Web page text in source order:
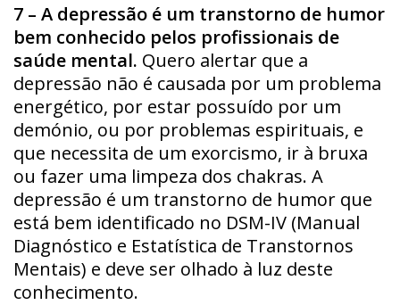
7 – A depressão é um transtorno de humor
bem conhecido pelos profissionais de
saúde mental. Quero alertar que a
depressão não é causada por um problema
energético, por estar possuído por um
demónio, ou por problemas espirituais, e
que necessita de um exorcismo, ir à bruxa
ou fazer uma limpeza dos chakras. A
depressão é um transtorno de humor que
está bem identificado no DSM-IV (Manual
Diagnóstico e Estatística de Transtornos
Mentais) e deve ser olhado à luz deste
conhecimento.